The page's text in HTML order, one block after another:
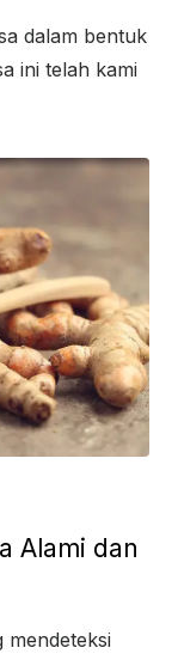
dalam bentuk
ini telah kami
Alami dan
mendeteksi